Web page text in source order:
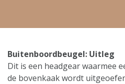
Buitenboordbeugel: Uitleg
Dit is een headgear waarmee
de bovenkaak wordt